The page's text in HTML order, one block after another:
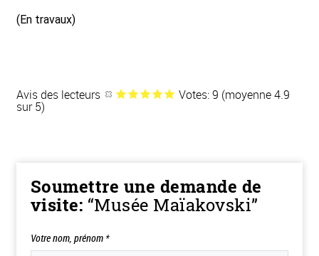
(En travaux)
Avis des lecteurs Votes: 9 (moyenne 4.9
sur 5)
Soumettre une demande de
visite: “Musée Maïakovski”
Votre nom, prénom *